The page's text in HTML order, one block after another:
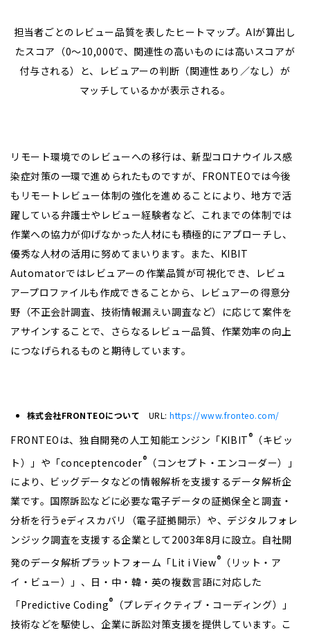
担当者ごとのレビュー品質を表したヒートマップ。AIが算出し
たスコア（0～10,000で、関連性の高いものには高いスコアが
付与される）と、レビュアーの判断（関連性あり／なし）が
マッチしているかが表示される。
リモート環境でのレビューへの移行は、新型コロナウイルス感
染症対策の一環で進められたものですが、FRONTEOでは今後
もリモートレビュー体制の強化を進めることにより、地方で活
躍している弁護士やレビュー経験者など、これまでの体制では
作業への協力が仰げなかった人材にも積極的にアプローチし、
優秀な人材の活用に努めてまいります。また、KIBIT
Automatorではレビュアーの作業品質が可視化でき、レビュ
アープロファイルも作成できることから、レビュアーの得意分
野（不正会計調査、技術情報漏えい調査など）に応じて案件を
アサインすることで、さらなるレビュー品質、作業効率の向上
につなげられるものと期待しています。
株式会社FRONTEOについて URL:https://www.fronteo.com/
FRONTEOは、独自開発の人工知能エンジン「KIBIT® （キビッ
ト）」や「conceptencoder® （コンセプト・エンコーダー）」
により、ビッグデータなどの情報解析を支援するデータ解析企
業です。国際訴訟などに必要な電子データの証拠保全と調査・
分析を行うeディスカバリ（電子証拠開示）や、デジタルフォレ
ンジック調査を支援する企業として2003年8月に設立。自社開
発のデータ解析プラットフォーム「Lit i View® （リット・ア
イ・ビュー）」、日・中・韓・英の複数言語に対応した
「Predictive Coding®
（プレディクティブ・コーディング）」
技術などを駆使し、企業に訴訟対策支援を提供しています。こ